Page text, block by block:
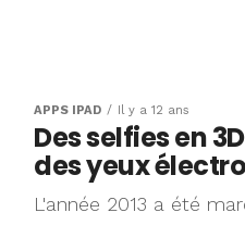
APPS IPAD Il y a 12 ans
Des selfies en
des yeux
L'année 2013 a été